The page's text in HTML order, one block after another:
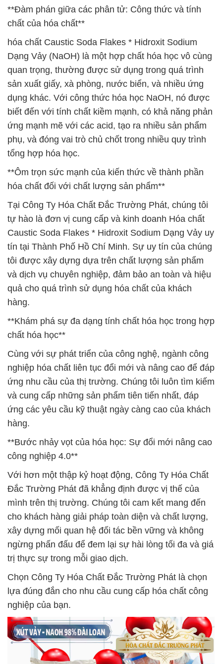
**Đàm phán giữa các phân tử: Công thức và tính
chất của hóa chất**
hóa chất Caustic Soda Flakes * Hidroxit Sodium
Dạng Vảy (NaOH) là một hợp chất hóa học vô cùng
quan trọng, thường được sử dụng trong quá trình
sản xuất giấy, xà phòng, nước biển, và nhiều ứng
dụng khác. Với công thức hóa học NaOH, nó được
biết đến với tính chất kiềm mạnh, có khả năng phản
ứng mạnh mẽ với các acid, tạo ra nhiều sản phẩm
phụ, và đóng vai trò chủ chốt trong nhiều quy trình
tổng hợp hóa học.
**Ôm trọn sức mạnh của kiến thức về thành phần
hóa chất đối với chất lượng sản phẩm**
Tại Công Ty Hóa Chất Đắc Trường Phát, chúng tôi
tự hào là đơn vị cung cấp và kinh doanh Hóa chất
Caustic Soda Flakes * Hidroxit Sodium Dạng Vảy uy
tín tại Thành Phố Hồ Chí Minh. Sự uy tín của chúng
tôi được xây dựng dựa trên chất lượng sản phẩm
và dịch vụ chuyên nghiệp, đảm bảo an toàn và hiệu
quả cho quá trình sử dụng hóa chất của khách
hàng.
**Khám phá sự đa dạng tính chất hóa học trong hợp
chất hóa học**
Cùng với sự phát triển của công nghệ, ngành công
nghiệp hóa chất liên tục đổi mới và nâng cao để đáp
ứng nhu cầu của thị trường. Chúng tôi luôn tìm kiếm
và cung cấp những sản phẩm tiên tiến nhất, đáp
ứng các yêu cầu kỹ thuật ngày càng cao của khách
hàng.
**Bước nhảy vọt của hóa học: Sự đổi mới nâng cao
công nghiệp 4.0**
Với hơn một thập kỷ hoạt động, Công Ty Hóa Chất
Đắc Trường Phát đã khẳng định được vị thế của
mình trên thị trường. Chúng tôi cam kết mang đến
cho khách hàng giải pháp toàn diện và chất lượng,
xây dựng mối quan hệ đối tác bền vững và không
ngừng phấn đấu để đem lại sự hài lòng tối đa và giá
trị thực sự trong mỗi giao dịch.
Chọn Công Ty Hóa Chất Đắc Trường Phát là chọn
lựa đúng đắn cho nhu cầu cung cấp hóa chất công
nghiệp của bạn.